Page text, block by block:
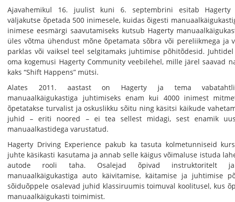
Ajavahemikul 16. juulist kuni 6. septembrini esitab Hagerty
väljakutse õpetada 500 inimesele, kuidas õigesti
inimese eesmärgi saavutamiseks kutsub Hagerty
üles võtma ühendust mõne õpetamata sõbra või pereliikmega ja
parklas või vaiksel teel selgitamaks juhtimise põhitõdesid.
oma kogemusi Hagerty Community veebilehel, mille järel saavad
kaks “Shift Happens” mütsi.
Alates 2011. aastast on Hagerty ja tema
manuaalkäigukastiga juhtimiseks enam kui 4000 inimest
õpetatakse turvalist ja oskuslikku sõitu ning käsitsi käikude
juhid – eriti noored – ei tea sellest midagi, sest enamik
manuaalkastidega varustatud.
Hagerty Driving Experience pakub ka tasuta kolmetunniseid
juhte käsikasti kasutama ja annab selle käigus võimaluse istuda
autode rooli taha. Osalejad õpivad instruktoritelt ja
manuaalkäigukastiga auto käivitamise, käitamise ja juhtimise
sõiduõppele osalevad juhid klassiruumis toimuval koolitusel, kus
manuaalkäigukasti toimimist.